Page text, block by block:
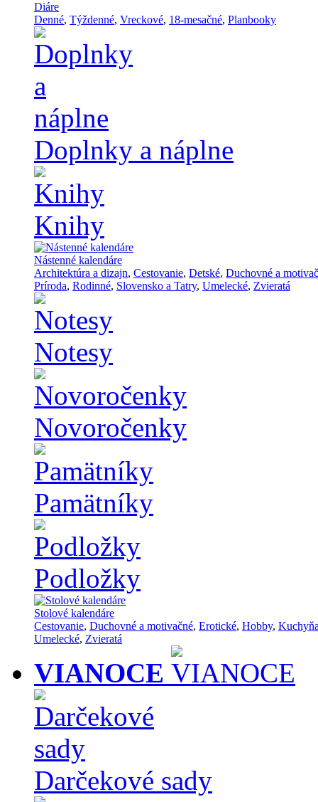
Diáre
Denné, Týždenné, Vreckové, 18-mesačné, Planbooky
Doplnky a náplne
Knihy
Nástenné kalendáre
Architektúra a dizajn, Cestovanie, Detské, Duchovné a
Príroda, Rodinné, Slovensko a Tatry, Umelecké, Zvieratá
Notesy
Novoročenky
Pamätníky
Podložky
Stolové kalendáre
Cestovanie, Duchovné a motivačné, Erotické, Hobby,
Umelecké, Zvieratá
VIANOCE
Darčekové sady